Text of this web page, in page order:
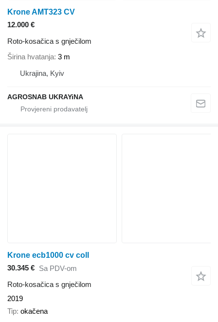
Krone AMT323 CV
12.000 €
Roto-kosačica s gnječilom
Širina hvatanja 3 m
Ukrajina, Kyiv
AGROSNAB UKRAYiNA
Krone ecb1000 cv coll
30.345 € Sa PDV-om
Roto-kosačica s gnječilom
2019
Tip okačena